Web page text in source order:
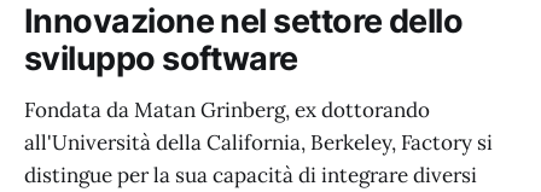
Innovazione nel settore dello
sviluppo software
Fondata da Matan Grinberg, ex dottorando
all'Università della California, Berkeley, Factory si
distingue per la sua capacità di integrare diversi